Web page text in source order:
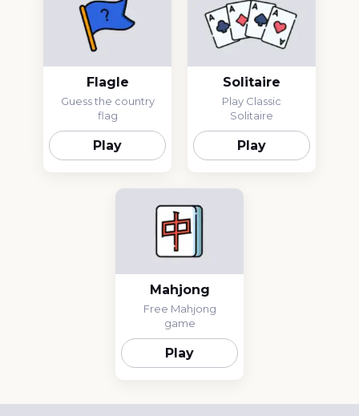
Flagle
Guess the country
flag
Play
Solitaire
Play Classic
Solitaire
Play
Mahjong
Free Mahjong
game
Play